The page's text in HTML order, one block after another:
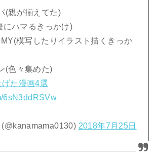
(親が揃えてた)
にハマるきっかけ)
模写したりイラスト描くきっか
(色々集めた)
た漫画4選
6sN3ddRSVw
2018年7月25日